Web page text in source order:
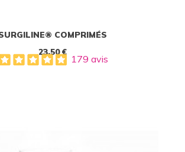
COMPRIMÉS
23,50 €
179 avis